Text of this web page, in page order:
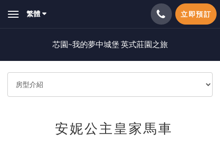
Toggle繁體 立即預訂
芯園~我的夢中城堡 英式莊園之旅
安妮公主皇家馬車